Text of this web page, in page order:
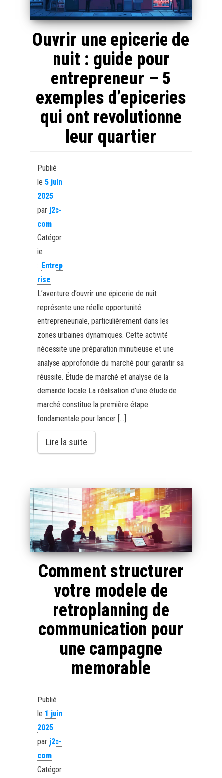
Ouvrir une epicerie de
nuit : guide pour
entrepreneur – 5
exemples d’epiceries
qui ont revolutionne
leur quartier
Publié
le 5 juin
2025
par j2c-
com
Catégor
ie
: Entrep
rise
L’aventure d’ouvrir une épicerie de nuit
représente une réelle opportunité
entrepreneuriale, particulièrement dans les
zones urbaines dynamiques. Cette activité
nécessite une préparation minutieuse et une
analyse approfondie du marché pour garantir sa
réussite. Étude de marché et analyse de la
demande locale La réalisation d’une étude de
marché constitue la première étape
fondamentale pour lancer […]
Lire la suite
Comment structurer
votre modele de
retroplanning de
communication pour
une campagne
memorable
Publié
le 1 juin
2025
par j2c-
com
Catégor